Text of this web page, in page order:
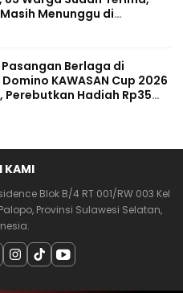
Menunggu di
Pasangan Berlaga di
KAWASAN Cup 2026
Perebutkan Hadiah Rp35
KAMI
Blok B/4 RT 001/RW 003 Kel
Provinsi Sulawesi Selatan,